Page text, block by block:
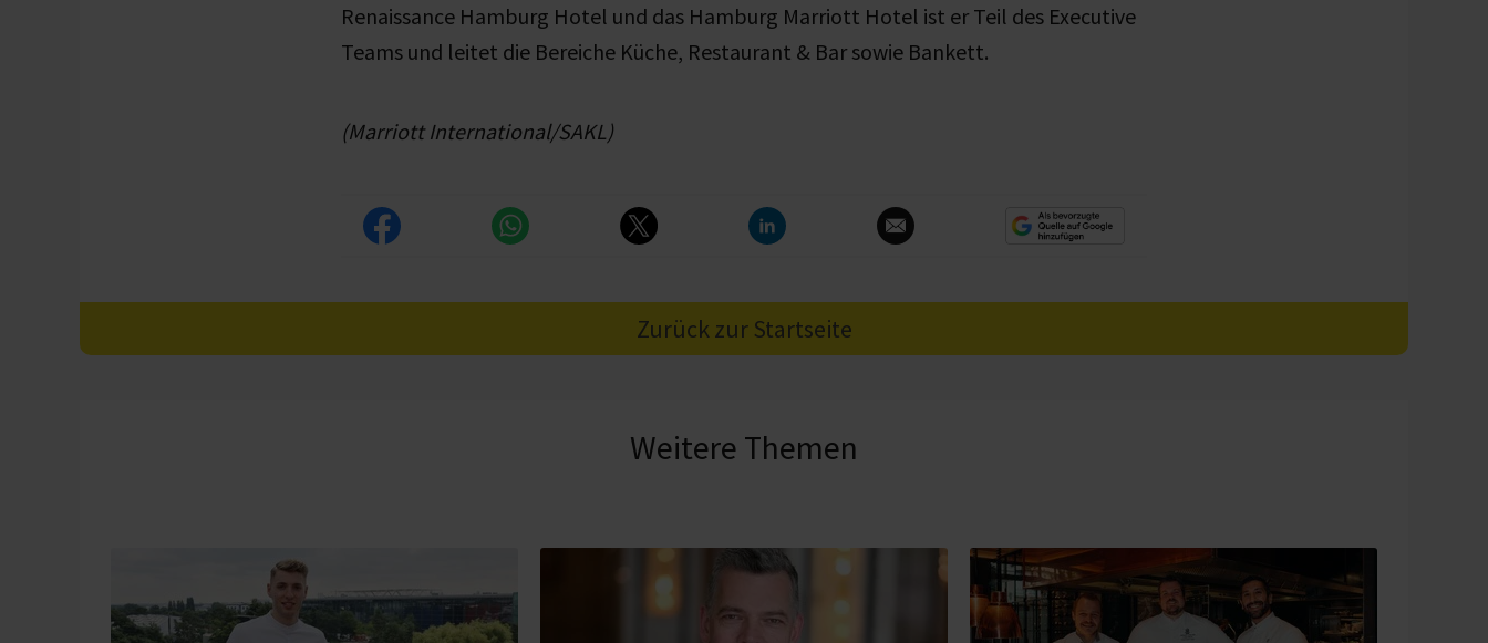
Renaissance Hamburg Hotel und das Hamburg Marriott Hotel ist er Teil des Executive
Teams und leitet die Bereiche Küche, Restaurant & Bar sowie Bankett.
(Marriott International/SAKL)
Zurück zur Startseite
Weitere Themen